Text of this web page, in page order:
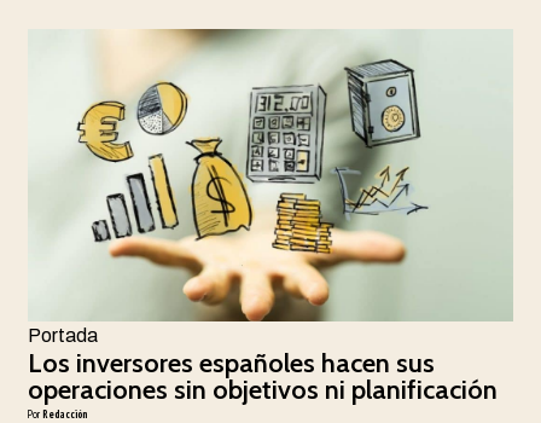
Portada
Los inversores españoles hacen sus
operaciones sin objetivos ni planificación
PorRedacción